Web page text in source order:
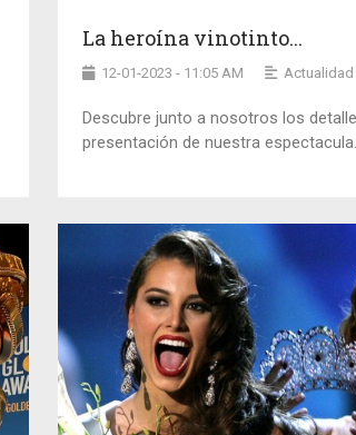
La heroína vinotinto...
12-01-2023 - 11:05 AM Actualidad
Descubre junto a nosotros los
presentación de nuestra